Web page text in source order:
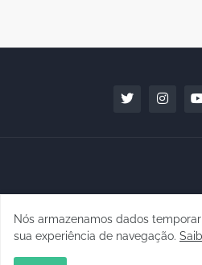
Copyright © 2010 - 2026
Nós armazenamos dados
sua experiência de navegação.